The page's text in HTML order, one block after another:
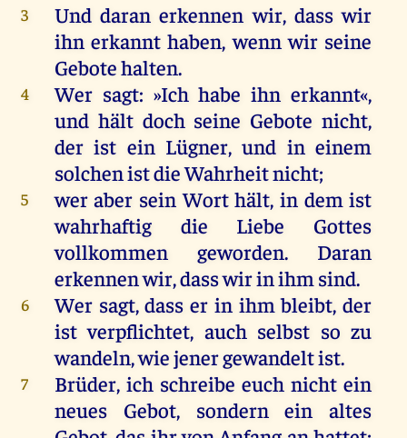
3 Und daran erkennen wir, dasswir
ihn erkannt haben,wenn wir seine
Gebotehalten.
4 Wer sagt: »Ich habe ihn erkannt«,
und hält doch seine Gebote nicht,
der ist ein Lügner,und in einem
solchenistdieWahrheitnicht;
5 wer aber sein Wort hält, in dem ist
wahrhaftig
die Liebe
Gottes
vollkommen
geworden. Daran
erkennenwir, dasswirinihm sind.
6 Wer sagt, dasser in ihm bleibt,der
istverpflichtet, auch selbst so zu
wandeln,wiejenergewandeltist.
7 Brüder, ich schreibe euch nicht ein
neues
Gebot, sondern ein
altes